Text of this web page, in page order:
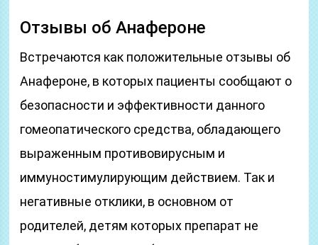
Отзывы об Анафероне
Встречаются как положительные отзывы об
Анафероне, в которых пациенты сообщают о
безопасности и эффективности данного
гомеопатического средства, обладающего
выраженным противовирусным и
иммуностимулирующим действием. Так и
негативные отклики, в основном от
родителей, детям которых препарат не